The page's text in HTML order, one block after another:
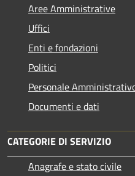
Aree Amministrative
Uffici
Enti e fondazioni
Politici
Personale
Documenti e dati
CATEGORIE DI SERVIZIO
Anagrafe e stato civile